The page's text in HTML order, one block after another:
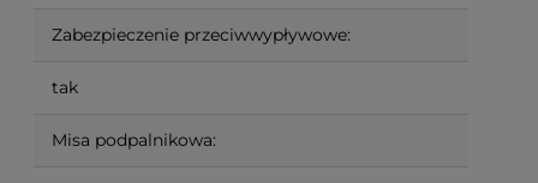
Zabezpieczenie przeciwwypływowe:
tak
Misa podpalnikowa: